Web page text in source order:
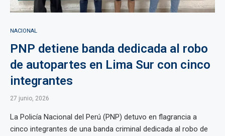
NACIONAL
PNP detiene banda dedicada al robo
de autopartes en Lima Sur con cinco
integrantes
27 junio, 2026
La Policía Nacional del Perú (PNP) detuvo en flagrancia a
cinco integrantes de una banda criminal dedicada al robo de